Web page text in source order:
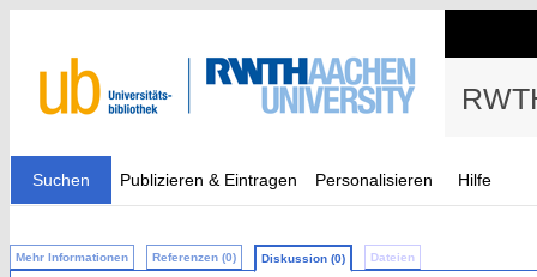
Suchen Publizieren & Eintragen Personalisieren Hilfe
Mehr Informationen Referenzen (0) Diskussion (0) Dateien